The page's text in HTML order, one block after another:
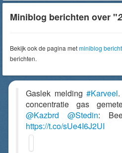
Miniblog berichten over "
Bekijk ook de pagina metminiblog
berichten.
Gaslek melding#Karveel
concentratie gas
@Kazbrd
@Stedin:
https://t.co/sUe4I6J2UI